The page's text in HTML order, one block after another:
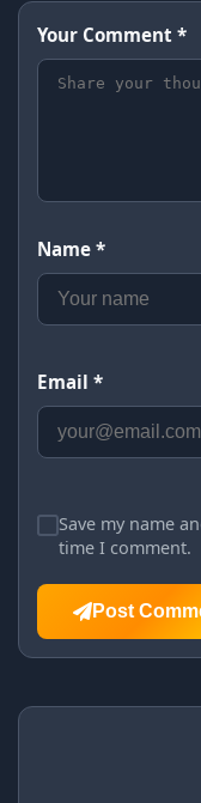
Your Comment *
Name *
Email *
Save my name
time I comment.
Post